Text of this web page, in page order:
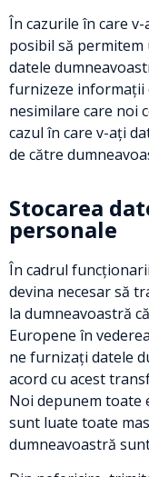
În cazurile în care
posibil să
datele
furnizeze informații
nesimilare care noi
cazul în care v-ați
de către
Stocarea
personale
În cadrul
devina necesar să
la dumneavoastră
Europene în
ne furnizați datele
acord cu acest
Noi depunem toate
sunt luate toate
dumneavoastră